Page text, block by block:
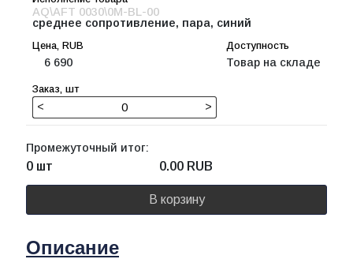
AQ\AFT 0030\0M-BL-00
среднее сопротивление, пара, синий
6 690 Товар на складе
< >
Промежуточный итог:
0 шт 0.00 RUB
В корзину
Описание